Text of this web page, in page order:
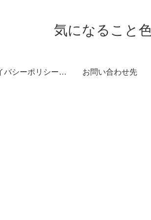
気になること
プライバシーポリシー・免責事項 お問い合わせ先